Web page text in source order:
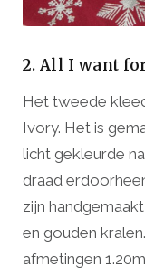
2. All I want
Het tweede
Ivory. Het is
licht gekleurde
draad
zijn
en gouden
afmetingen